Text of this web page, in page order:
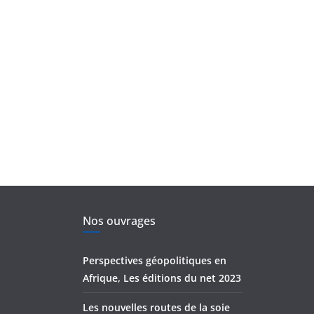
Nos ouvrages
Perspectives géopolitiques en
Afrique, Les éditions du net 2023
Les nouvelles routes de la soie